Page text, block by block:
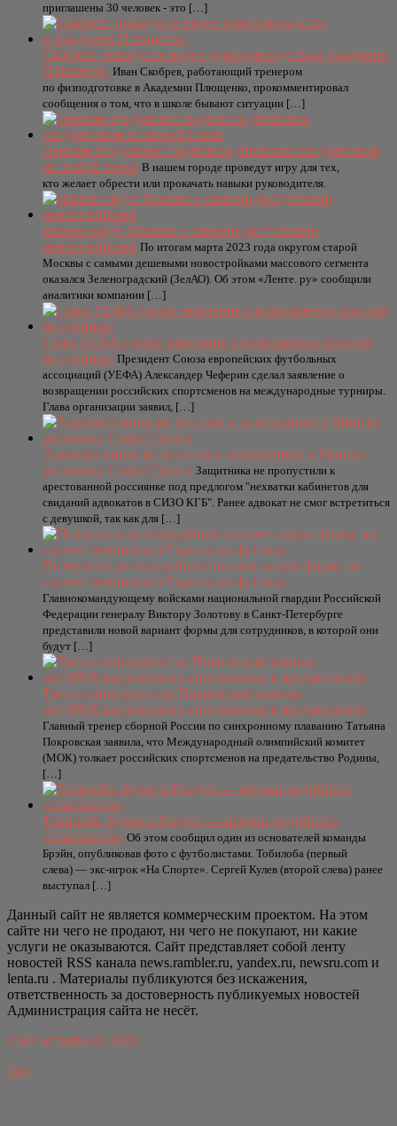
приглашены 30 человек - это […]
Скобрев: никогда не видел рукоприкладства в Академии
Плющенко Иван Скобрев, работающий тренером
по физподготовке в Академии Плющенко, прокомментировал
сообщения о том, что в школе бывают ситуации […]
Омичам предлагают научиться управлять государством
из любой точки В нашем городе проведут игру для тех,
кто желает обрести или прокачать навыки руководителя.
Назван округ Москвы с самыми доступными
новостройками По итогам марта 2023 года округом старой
Москвы с самыми дешевыми новостройками массового сегмента
оказался Зеленоградский (ЗелАО). Об этом «Ленте. ру» сообщили
аналитики компании […]
Глава УЕФА сделал заявление о возвращении россиян
на турниры Президент Союза европейских футбольных
ассоциаций (УЕФА) Александер Чеферин сделал заявление о
возвращении российских спортсменов на международные турниры.
Глава организации заявил, […]
Адвоката вновь не пустили к задержанной в Минске
россиянке Софье Сапега Защитника не пропустили к
арестованной россиянке под предлогом "нехватки кабинетов для
свиданий адвокатов в СИЗО КГБ". Ранее адвокат не смог встретиться
с девушкой, так как для […]
Питерским росгвардейцам пошьют новую форму по
случаю чемпионата Европы по футболу
Главнокомандующему войсками национальной гвардии Российской
Федерации генералу Виктору Золотову в Санкт-Петербурге
представили новой вариант формы для сотрудников, в которой они
будут […]
Тренер синхронисток Покровская заявила,
что МОК подталкивает спортсменов к предательству
Главный тренер сборной России по синхронному плаванию Татьяна
Покровская заявила, что Международный олимпийский комитет
(МОК) толкает российских спортсменов на предательство Родины,
[…]
Толилоба, Кулев и Поздин — игроки медийного
«Сахалинца» Об этом сообщил один из основателей команды
Брэйн, опубликовав фото с футболистами. Тобилоба (первый
слева) — экс-игрок «На Спорте». Сергей Кулев (второй слева) ранее
выступал […]
Данный сайт не является коммерческим проектом. На этом
сайте ни чего не продают, ни чего не покупают, ни какие
услуги не оказываются. Сайт представляет собой ленту
новостей RSS канала news.rambler.ru, yandex.ru, newsru.com и
lenta.ru . Материалы публикуются без искажения,
ответственность за достоверность публикуемых новостей
Администрация сайта не несёт.
Сайт от bmb3 @ 2023
Top